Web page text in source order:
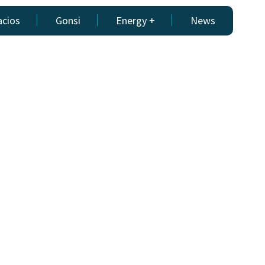
Gonsi Energy + News